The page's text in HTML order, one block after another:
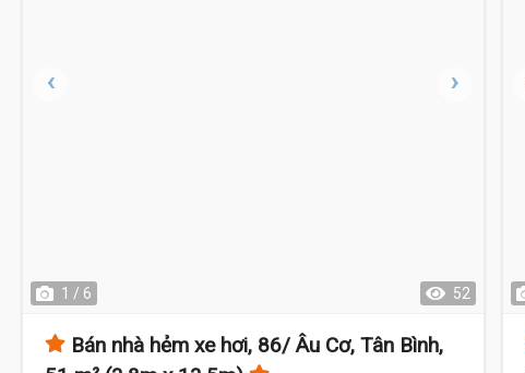
1 / 6 52
Bán nhà hẻm xe hơi, 86/ Âu Cơ, Tân Bình,